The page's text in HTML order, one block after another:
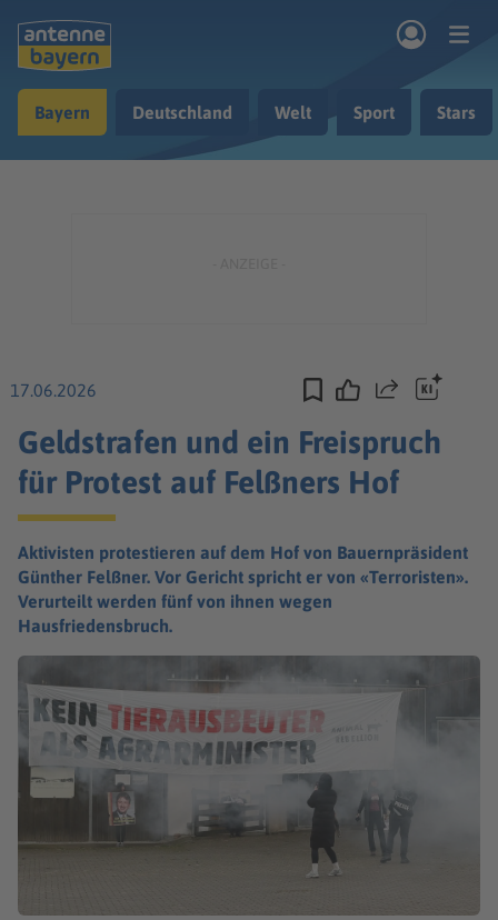
Musik & Radio
Bayern Deutschland Welt Sport Stars
17.06.2026 Teilen
Geldstrafen und ein Freispruch
für Protest auf Felßners Hof
Aktivisten protestieren auf dem Hof von Bauernpräsident
Günther Felßner. Vor Gericht spricht er von «Terroristen».
Verurteilt werden fünf von ihnen wegen
Hausfriedensbruch.